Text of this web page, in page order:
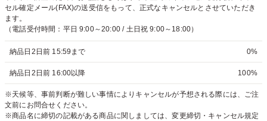
セル確定メール(FAX)の送受信をもって、正式なキャンセルとさせていただき
ます。
（電話受付時間：平日 9:00～20:00 / 土日祝 9:00～18:00）
納品日2日前 15:59まで 0%
納品日2日前 16:00以降 100%
※天候等、事前判断が難しい事情によりキャンセルが予想される際には、ご注
文前にお問合せください。
※商品名に締切の記載がある商品に関しましては、変更締切・キャンセル規定